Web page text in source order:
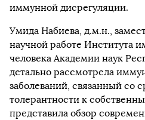
иммунной дисрегуляции.
Умида Набиева, д.м.н.,
научной работе Института
человека Академии наук
детально рассмотрела
заболеваний, связанный со
толерантности к
представила обзор